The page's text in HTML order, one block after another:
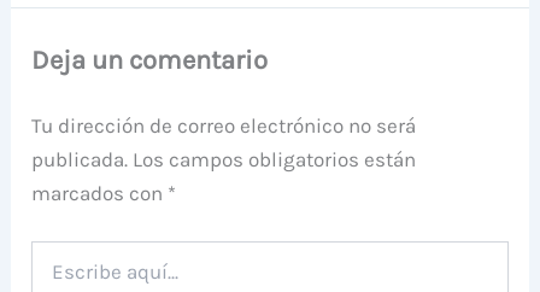
Deja un comentario
Tu dirección de correo electrónico no será
publicada. Los campos obligatorios están
marcados con *
aquí...